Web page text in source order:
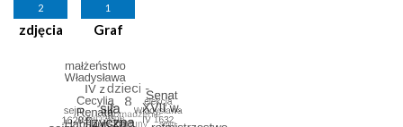
2
zdjęcia
1
Graf